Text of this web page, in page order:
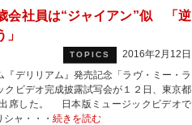
会社員は“ジャイアン”似 「逆
TOPICS
2016年2月12日
デリリアム』発売記念「ラヴ・ミー・ラ
クビデオ完成披露試写会が１２日、東京都
席した。 日本版ミュージックビデオで
ャ・・・ 続きを読む